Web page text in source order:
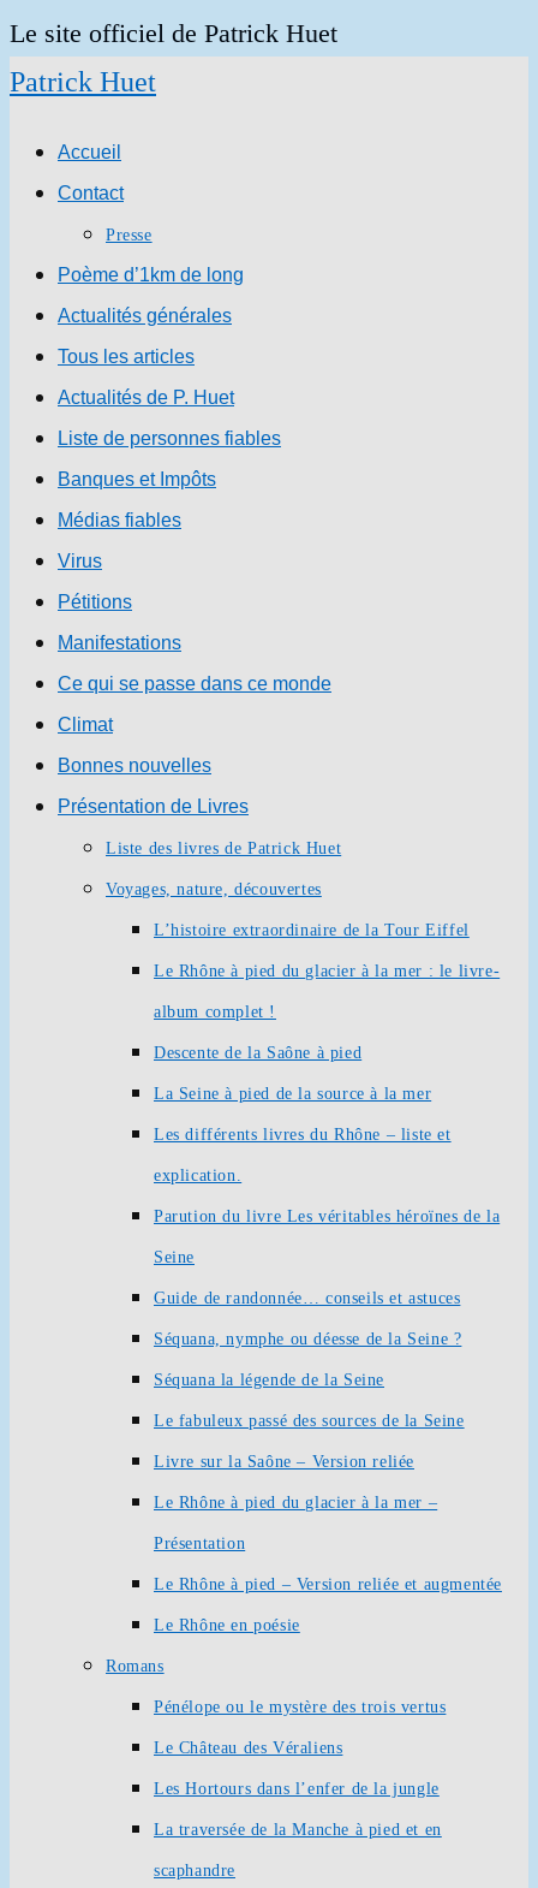
Skip
to
Le site officiel de Patrick Huet
Patrick Huet
Accueil
Contact
Presse
Poème d’1km de long
Actualités générales
Tous les articles
Actualités de P. Huet
Liste de personnes fiables
Banques et Impôts
Médias fiables
Virus
Pétitions
Manifestations
Ce qui se passe dans ce monde
Climat
Bonnes nouvelles
Présentation de Livres
Liste des livres de Patrick Huet
Voyages, nature, découvertes
L’histoire extraordinaire de la Tour Eiffel
Le Rhône à pied du glacier à la mer : le livre-
album complet !
Descente de la Saône à pied
La Seine à pied de la source à la mer
Les différents livres du Rhône – liste et
explication.
Parution du livre Les véritables héroïnes de la
Seine
Guide de randonnée… conseils et astuces
Séquana, nymphe ou déesse de la Seine ?
Séquana la légende de la Seine
Le fabuleux passé des sources de la Seine
Livre sur la Saône – Version reliée
Le Rhône à pied du glacier à la mer –
Présentation
Le Rhône à pied – Version reliée et augmentée
Le Rhône en poésie
Romans
Pénélope ou le mystère des trois vertus
Le Château des Véraliens
Les Hortours dans l’enfer de la jungle
La traversée de la Manche à pied et en
scaphandre